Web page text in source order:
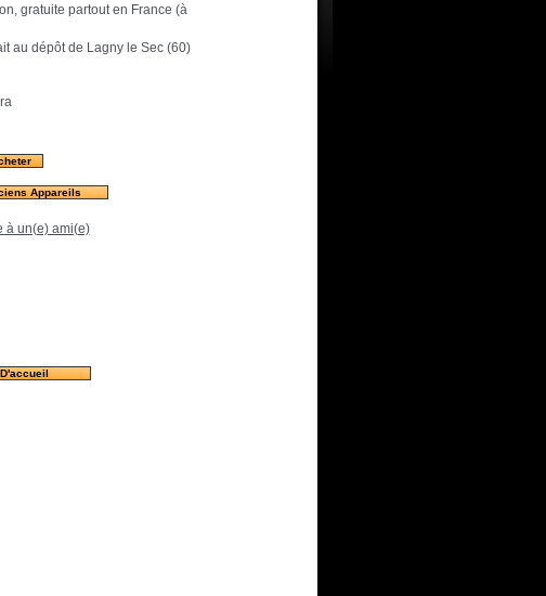
gratuite partout en France (à
au dépôt de Lagny le Sec (60)
Appareils
à un(e) ami(e)